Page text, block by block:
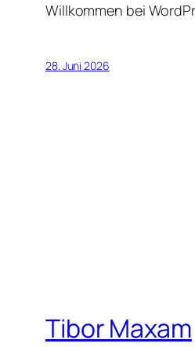
Willkommen bei
28. Juni 2026
Tibor Maxam